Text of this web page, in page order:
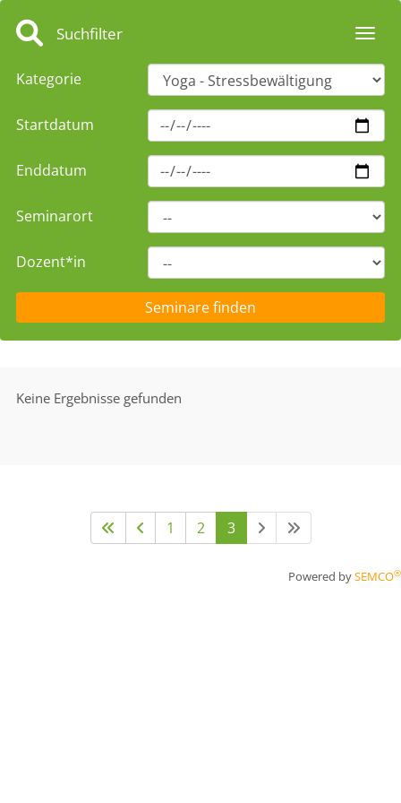
Suchfilter
Kategorie
Startdatum
Enddatum
Seminarort
Dozent*in
Keine Ergebnisse gefunden
1 2 3
Powered bySEMCO®